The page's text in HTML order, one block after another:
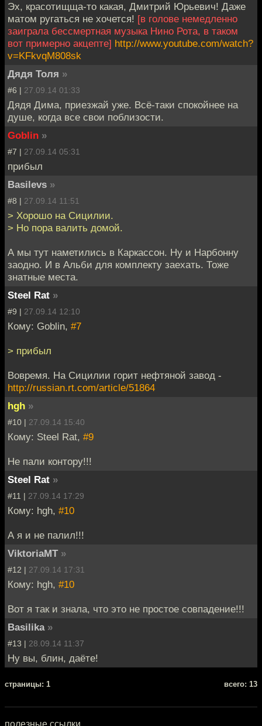
Эх, красотищща-то какая, Дмитрий Юрьевич! Даже
матом ругаться не хочется! [в голове немедленно
заиграла бессмертная музыка Нино Рота, в таком
вот примерно акцепте] http://www.youtube.com/watch?
v=KFkvqM808sk
Дядя Толя »
#6 | 27.09.14 01:33
Дядя Дима, приезжай уже. Всё-таки спокойнее на
душе, когда все свои поблизости.
Goblin »
#7 | 27.09.14 05:31
прибыл
Basilevs »
#8 | 27.09.14 11:51
> Хорошо на Сицилии.
> Но пора валить домой.
А мы тут наметились в Каркассон. Ну и Нарбонну
заодно. И в Альби для комплекту заехать. Тоже
знатные места.
Steel Rat »
#9 | 27.09.14 12:10
Кому: Goblin, #7
> прибыл
Вовремя. На Сицилии горит нефтяной завод -
http://russian.rt.com/article/51864
hgh »
#10 | 27.09.14 15:40
Кому: Steel Rat, #9
Не пали контору!!!
Steel Rat »
#11 | 27.09.14 17:29
Кому: hgh, #10
А я и не палил!!!
ViktoriaMT »
#12 | 27.09.14 17:31
Кому: hgh, #10
Вот я так и знала, что это не простое совпадение!!!
Basilika »
#13 | 28.09.14 11:37
Ну вы, блин, даёте!
cтраницы: 1 всего: 13